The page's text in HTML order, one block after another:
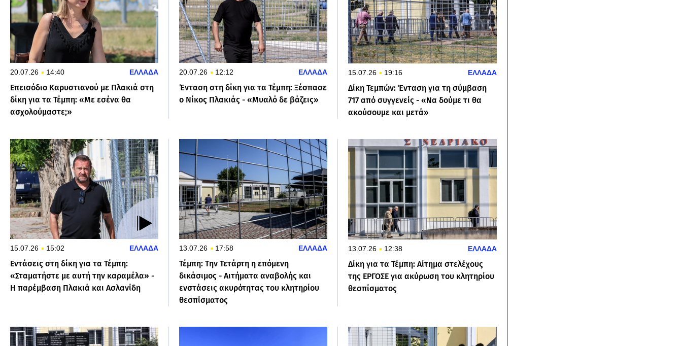
20.07.26 14:40 ΕΛΛΑΔΑ
Επεισόδιο Καρυστιανού με Πλακιά στη
δίκη για τα Τέμπη: «Με εσένα θα
ασχολούμαστε;»
20.07.26 12:12 ΕΛΛΑΔΑ
Ένταση στη δίκη για τα Τέμπη: Ξέσπασε
ο Νίκος Πλακιάς - «Μυαλό δε βάζεις»
15.07.26 19:16 ΕΛΛΑΔΑ
Δίκη Τεμπών: Ένταση για τη σύμβαση
717 από συγγενείς - «Να δούμε τι θα
ακούσουμε και μετά»
15.07.26 15:02 ΕΛΛΑΔΑ
Εντάσεις στη δίκη για τα Τέμπη:
«Σταματήστε με αυτή την καραμέλα» -
Η παρέμβαση Πλακιά και Ασλανίδη
13.07.26 17:58 ΕΛΛΑΔΑ
Τέμπη: Την Τετάρτη η επόμενη
δικάσιμος - Αιτήματα αναβολής και
ενστάσεις ακυρότητας του κλητηρίου
θεσπίσματος
13.07.26 12:38 ΕΛΛΑΔΑ
Δίκη για τα Τέμπη: Αίτημα στελέχους
της ΕΡΓΟΣΕ για ακύρωση του κλητηρίου
θεσπίσματος